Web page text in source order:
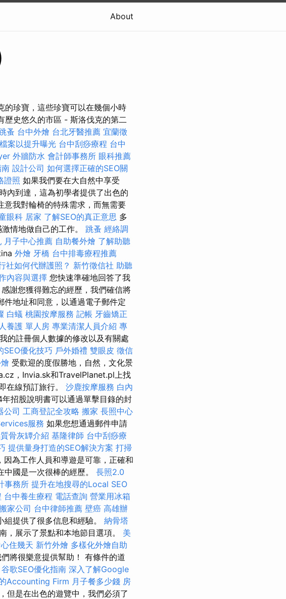
About
的珍寶，這些珍寶可以在幾個小時
歷史悠久的市區 - 斯洛伐克的第二
蚤 台中外燴 台北牙醫推薦 宜蘭徵
案以提升曝光 台中刮痧療程 台中
外牆防水 會計師事務所 眼科推薦
設計公司 如何選擇正確的SEO關
證照 如果我們要在大自然中享受
內到達，這為初學者提供了出色的
我對輪椅的特殊需求，而無需要
眼科 居家 了解SEO的真正意思 多
情地做自己的工作。 跳蚤 經絡調
月子中心推薦 自助餐外燴 了解助聽
外燴 牙橋 台中排毒療程推薦
社如何代辦護照？ 新竹徵信社 助聽
內容與選擇 您快速準確地回答了我
感謝您獲得難忘的經歷，我們確信將
地址和同意，以通過電子郵件定
白蟻 桃園按摩服務 記帳 牙齒矯正
養護 單人房 專業清潔人員介紹 專
的註冊個人數據的修改以及有關處
SEO優化技巧 戶外婚禮 雙眼皮 徵信
受歡迎的度假勝地，自然，文化景
，Invia.sk和TravelPlanet.pl上找
在線預訂旅行。 沙鹿按摩服務 白內
招股說明書可以通過單擊目錄的封
公司 工商登記全攻略 搬家 長照中心
服務 如果您想通過郵件申請
骨灰罈介紹 基隆律師 台中刮痧療
提供量身打造的SEO解決方案 打掃
因為工作人員和導遊是可靠，正確和
國是一次很棒的經歷。 長照2.0
事務所 提升在地搜尋的Local SEO
台中養生療程 電話查詢 營業用冰箱
家公司 台中律師推薦 壁癌 高雄辦
提供了很多信息和經驗。 納骨塔
，展示了景點和本地節目選項。 美
住幾天 新竹外燴 多樣化外燴自助
將很樂意提供幫助！ 有條件的道
谷歌SEO優化指南 深入了解Google
Accounting Firm 月子餐多少錢 房
但是在出色的遊覽中，我們必須了